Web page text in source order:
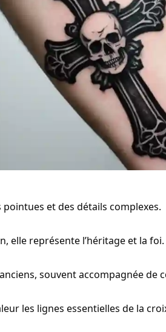
et des détails complexes.
elle représente l’héritage et la foi.
souvent accompagnée de
les lignes essentielles de la